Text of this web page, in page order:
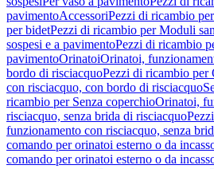
pavimentoAccessoriPezzi di ricambio
per bidetPezzi di ricambio per Moduli
sospesi e a pavimentoPezzi di ricambio
pavimentoOrinatoiOrinatoi,
bordo di risciacquoPezzi di ricambio per
con risciacquo, con bordo di risciacquo
ricambio per Senza coperchioOrinatoi,
risciacquo, senza brida di risciacquo
funzionamento con risciacquo, senza
comando per orinatoi esterno o da
comando per orinatoi esterno o da